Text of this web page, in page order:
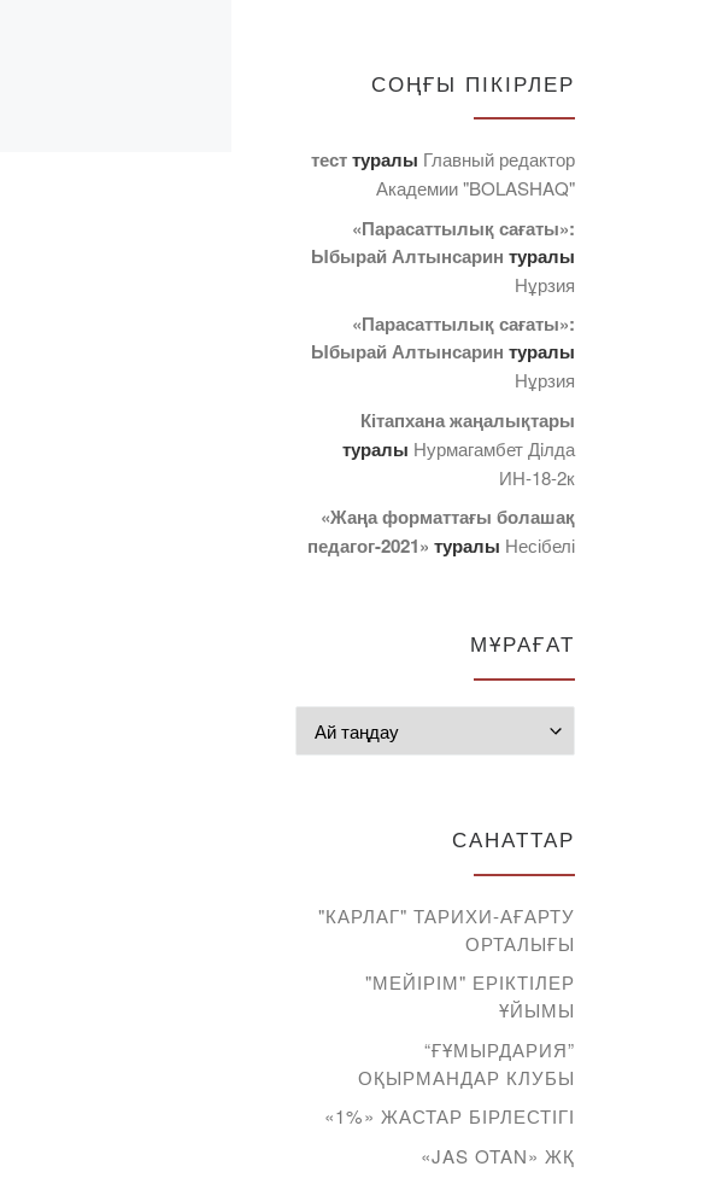
СОҢҒЫ ПІКІРЛЕР
тесттуралы Главный редактор
Академии "BOLASHAQ"
«Парасаттылық сағаты»:
Ыбырай Алтынсарин туралы
Нұрзия
«Парасаттылық сағаты»:
Ыбырай Алтынсарин туралы
Нұрзия
Кітапхана жаңалықтары
туралы Нурмагамбет Дiлда
ИН-18-2к
«Жаңа форматтағы болашақ
педагог-2021» туралы Несібелі
МҰРАҒАТ
САНАТТАР
"КАРЛАГ" ТАРИХИ-АҒАРТУ
ОРТАЛЫҒЫ
"МЕЙІРІМ" ЕРІКТІЛЕР
ҰЙЫМЫ
“ҒҰМЫРДАРИЯ”
ОҚЫРМАНДАР КЛУБЫ
«1%» ЖАСТАР БІРЛЕСТІГІ
«JAS OTAN» ЖҚ